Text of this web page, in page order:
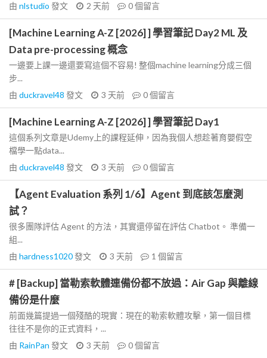
由 nlstudio 發文 2 天前 0個留言
[Machine Learning A-Z [2026] ] 學習筆記 Day2 ML 及
Data pre-processing 概念
一邊要上課一邊還要寫這個不容易! 整個machine learning分成三個
步...
由 duckravel48 發文 3 天前 0個留言
[Machine Learning A-Z [2026] ] 學習筆記 Day1
這個系列文章是Udemy上的課程延伸，因為我個人想趁著育嬰假空
檔學一點data...
由 duckravel48 發文 3 天前 0個留言
【Agent Evaluation 系列 1/6】Agent 到底該怎麼測
試？
很多團隊評估 Agent 的方法，其實還停留在評估 Chatbot。 準備一
組...
由 hardness1020發文 3 天前 1 個留言
# [Backup] 當勒索軟體連備份都不放過：Air Gap 與離線
備份是什麼
前面幾篇提過一個殘酷的現實：現在的勒索軟體攻擊，第一個目標
往往不是你的正式資料，...
由 RainPan 發文 3 天前 0個留言